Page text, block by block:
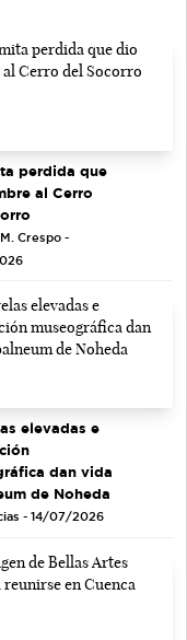
perdida que
al Cerro
Crespo -
elevadas e
dan vida
de Noheda
- 14/07/2026